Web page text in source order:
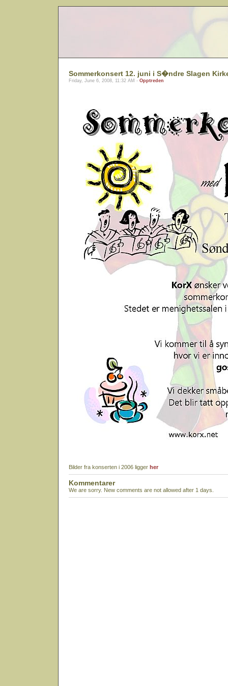
Sommerkonsert 12. juni i S�ndre Slagen
Friday, June 6, 2008, 11:32 AM - Opptreden
Bilder fra konserten i 2006 ligger her
Kommentarer
We are sorry. New comments are not allowed after 1 days.